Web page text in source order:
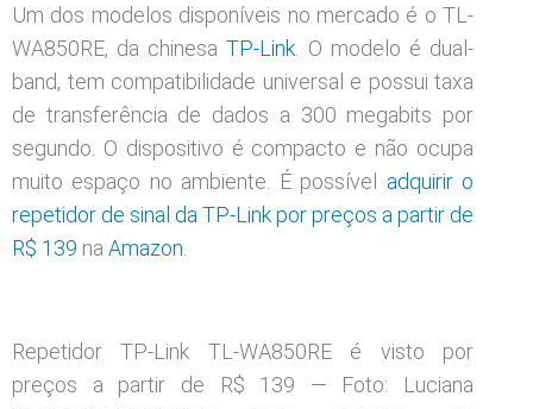
Um dos modelos disponíveis no mercado é o TL-
WA850RE, da chinesaTP-Link . O modelo é dual-
band, tem compatibilidade universal e possui taxa
de transferência de dados a 300 megabits por
segundo. O dispositivo é compacto e não ocupa
muito espaço no ambiente. É possível adquirir o
repetidor de sinal da TP-Link por preços a partir de
R$ 139 na Amazon
Repetidor TP-Link TL-WA850RE é visto por
preços a partir de R$ 139 — Foto: Luciana